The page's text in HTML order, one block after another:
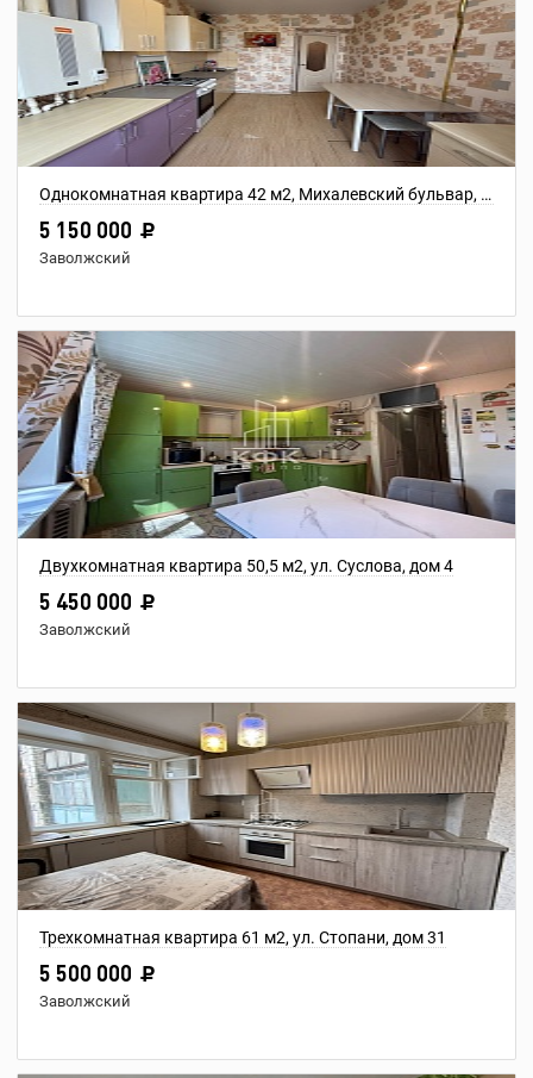
Однокомнатная квартира 42 м2, Михалевский бульвар, дом 11
5 150 000
Заволжский
Двухкомнатная квартира 50,5 м2, ул. Суслова, дом 4
5 450 000
Заволжский
Трехкомнатная квартира 61 м2, ул. Стопани, дом 31
5 500 000
Заволжский